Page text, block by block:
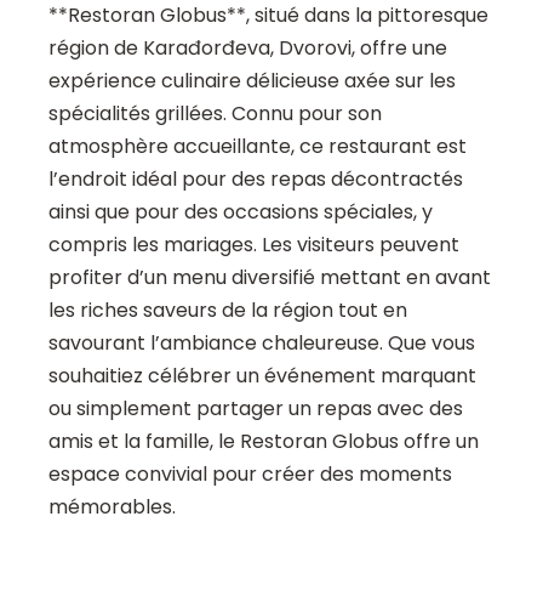
**Restoran Globus**, situé dans la pittoresque
région de Karađorđeva, Dvorovi, offre une
expérience culinaire délicieuse axée sur les
spécialités grillées. Connu pour son
atmosphère accueillante, ce restaurant est
l’endroit idéal pour des repas décontractés
ainsi que pour des occasions spéciales, y
compris les mariages. Les visiteurs peuvent
profiter d’un menu diversifié mettant en avant
les riches saveurs de la région tout en
savourant l’ambiance chaleureuse. Que vous
souhaitiez célébrer un événement marquant
ou simplement partager un repas avec des
amis et la famille, le Restoran Globus offre un
espace convivial pour créer des moments
mémorables.